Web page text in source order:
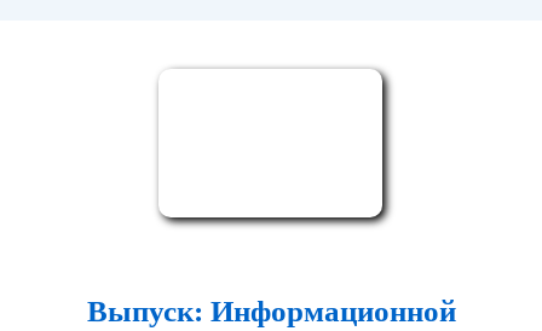
Выпуск: Информационной